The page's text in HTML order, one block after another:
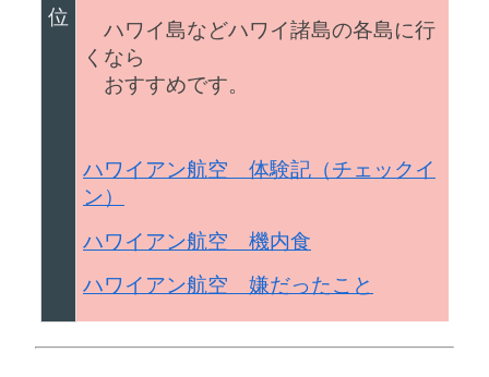
位
ハワイ島などハワイ諸島の各島に行
くなら
おすすめです。
ハワイアン航空 体験記（チェックイ
ン）
ハワイアン航空 機内食
ハワイアン航空 嫌だったこと